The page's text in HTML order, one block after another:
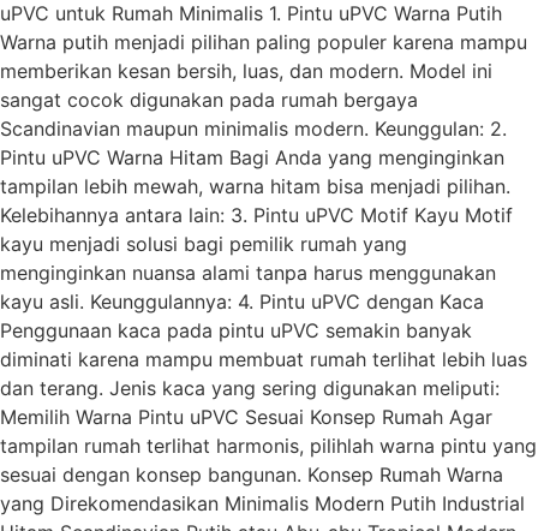
uPVC untuk Rumah Minimalis 1. Pintu uPVC Warna Putih
Warna putih menjadi pilihan paling populer karena mampu
memberikan kesan bersih, luas, dan modern. Model ini
sangat cocok digunakan pada rumah bergaya
Scandinavian maupun minimalis modern. Keunggulan: 2.
Pintu uPVC Warna Hitam Bagi Anda yang menginginkan
tampilan lebih mewah, warna hitam bisa menjadi pilihan.
Kelebihannya antara lain: 3. Pintu uPVC Motif Kayu Motif
kayu menjadi solusi bagi pemilik rumah yang
menginginkan nuansa alami tanpa harus menggunakan
kayu asli. Keunggulannya: 4. Pintu uPVC dengan Kaca
Penggunaan kaca pada pintu uPVC semakin banyak
diminati karena mampu membuat rumah terlihat lebih luas
dan terang. Jenis kaca yang sering digunakan meliputi:
Memilih Warna Pintu uPVC Sesuai Konsep Rumah Agar
tampilan rumah terlihat harmonis, pilihlah warna pintu yang
sesuai dengan konsep bangunan. Konsep Rumah Warna
yang Direkomendasikan Minimalis Modern Putih Industrial